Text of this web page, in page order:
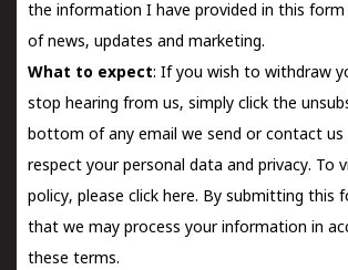
the information I have provided in this
of news, updates and marketing.
What to expect: If you wish to withdraw
stop hearing from us, simply click the
bottom of any email we send orcontact us
respect your personal data and privacy. To
policy, please click here. By submitting this
that we may process your information in
these terms.